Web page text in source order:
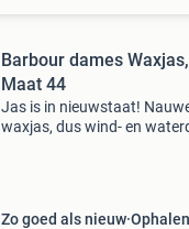
Barbour dames
Maat 44
Jas is in nieuwstaat!
waxjas, dus wind- en
Zo goed als nieuw